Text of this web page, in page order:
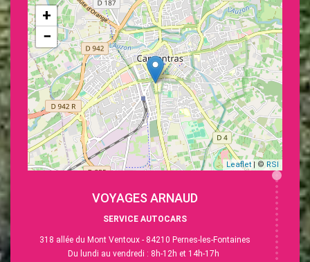
+
−
Leaflet| © RSI
VOYAGES ARNAUD
SERVICE AUTOCARS
318 allée du Mont Ventoux - 84210 Pernes-les-Fontaines
Du lundi au vendredi : 8h-12h et 14h-17h